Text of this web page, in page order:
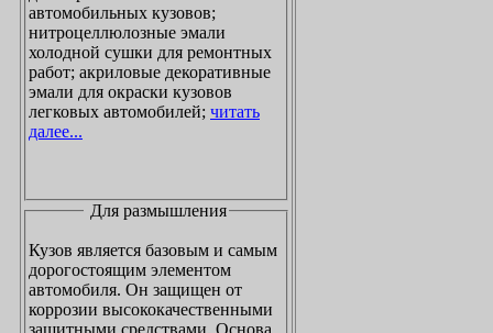
автомобильных кузовов;
нитроцеллюлозные эмали
холодной сушки для ремонтных
работ; акриловые декоративные
эмали для окраски кузовов
легковых автомобилей; читать
далее...
Для размышления
Кузов является базовым и самым
дорогостоящим элементом
автомобиля. Он защищен от
коррозии высококачественными
защитными средствами. Основа